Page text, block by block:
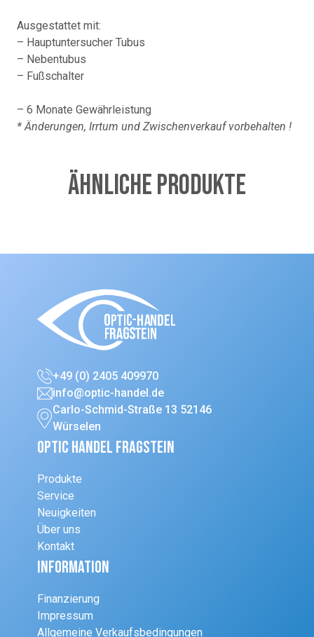
Ausgestattet mit:
– Hauptuntersucher Tubus
– Nebentubus
– Fußschalter
– 6 Monate Gewährleistung
* Änderungen, Irrtum und Zwischenverkauf vorbehalten !
Ähnliche Produkte
+49 (0) 2405 409970
info@optic-handel.de
Carlo-Schmid-Straße 13 52146
Würselen
Optic Handel Fragstein
Produkte
Service
Neuigkeiten
Über uns
Kontakt
Information
Finanzierung
Impressum
Allgemeine Verkaufsbedingungen